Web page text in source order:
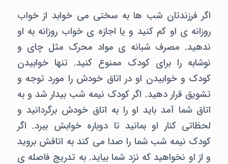
اگر فرزندتان شب ها به سختی می خوابد از خواب
روزانه ی او کم کنید و یا اجازه ی خواب روزانه به او
ندهید. مصرف شبانه ی مواد محرک مثل چای و
نوشابه را برای کودک ممنوع کنید. تنها خوابیدن
کودک و خوابیدن او در اتاق خودش را مورد توجه و
تشویق قرار دهید. اگر کودک نیمه شب بیدار شد و به
اتاق شما آمد باید او را به اتاق خودش برگردانید و
لحظاتی کنار او بمانید تا دوباره خوابش ببرد. اگر
کودک نیمه شب شما را صدا می کند به اتاقش بروید
و از او نخواهید که نزد شما بیاید. به تدریج فاصله ی